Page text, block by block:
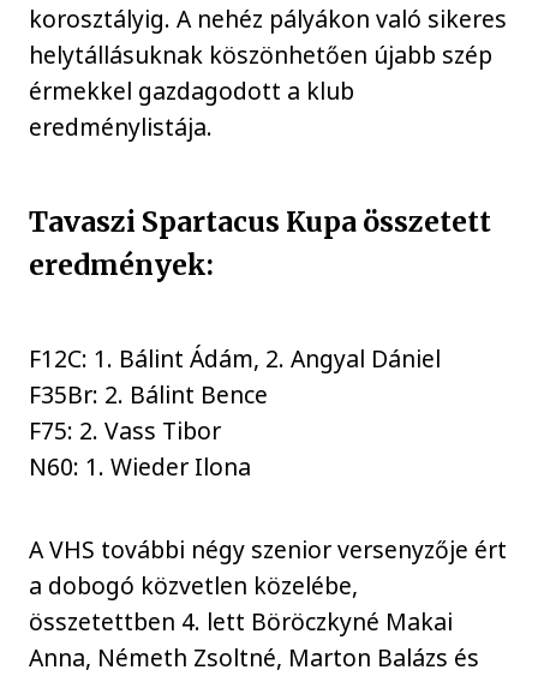
korosztályig. A nehéz pályákon való sikeres
helytállásuknak köszönhetően újabb szép
érmekkel gazdagodott a klub
eredménylistája.
Tavaszi Spartacus Kupa összetett
eredmények:
F12C: 1. Bálint Ádám, 2. Angyal Dániel
F35Br: 2. Bálint Bence
F75: 2. Vass Tibor
N60: 1. Wieder Ilona
A VHS további négy szenior versenyzője ért
a dobogó közvetlen közelébe,
összetettben 4. lett Böröczkyné Makai
Anna, Németh Zsoltné, Marton Balázs és